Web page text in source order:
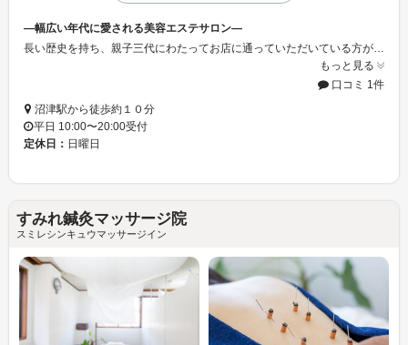
―幅広い年代に愛される美容エステサロン―
長い歴史を持ち、親子三代にわたってお店に通っていただいている方が多くいらっしゃいます。 どんなお悩みもご相談下さい。お客様が心身ともに、リフレッシュして頂ける。そのために精一杯お手入れさせていただきます。 お客様の素敵な笑顔こそ、私たちのやりがいであり、幸せです。
もっと見る
口コミ 1件
沼津駅から徒歩約１０分
平日 10:00〜20:00受付
定休日： 日曜日
すみれ鍼灸マッサージ院
スミレシンキュウマッサージイン